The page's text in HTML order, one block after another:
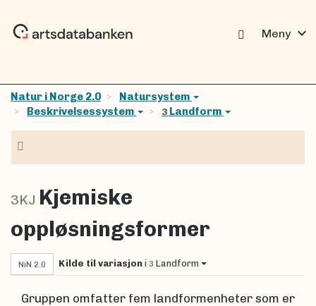
Meny expand_more
Natur i Norge 2.0
Natursystem
Beskrivelsessystem
3 Landform
3KJ Kjemiske
oppløsningsformer
NiN 2.0 Kilde til variasjon i 3 Landform
Gruppen omfatter fem landformenheter som er